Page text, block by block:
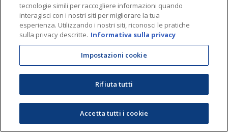
tecnologie simili per raccogliere informazioni quando
interagisci con i nostri siti per migliorare la tua
esperienza. Utilizzando i nostri siti, riconosci le pratiche
sulla privacy descritte. Informativa sulla privacy
Impostazioni cookie
Rifiuta tutti
Accetta tutti i cookie